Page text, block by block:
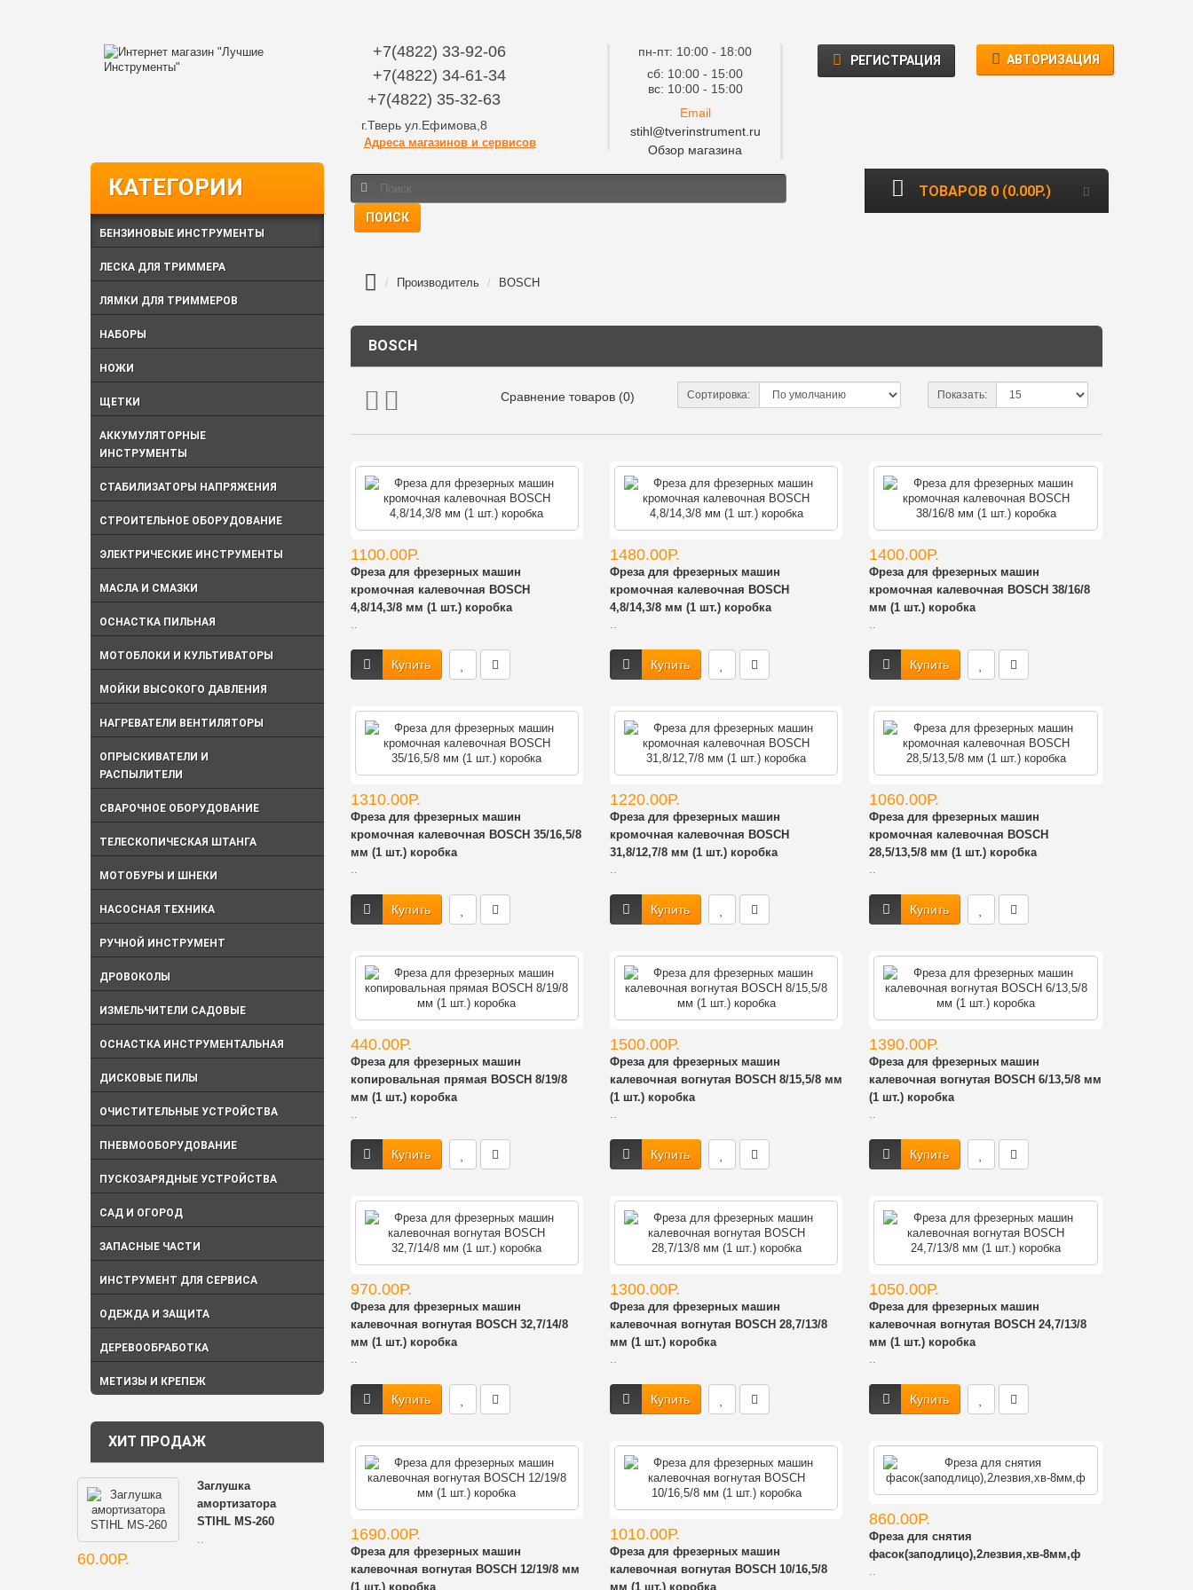
+7(4822) 33-92-06
+7(4822) 34-61-34
+7(4822) 35-32-63
г.Тверь ул.Ефимова,8
Адреса магазинов и сервисов
пн-пт: 10:00 - 18:00
сб: 10:00 - 15:00
вс: 10:00 - 15:00
Email
stihl@tverinstrument.ru
Обзор магазина
РЕГИСТРАЦИЯ АВТОРИЗАЦИЯ
КАТЕГОРИИ
БЕНЗИНОВЫЕ ИНСТРУМЕНТЫ
ЛЕСКА ДЛЯ ТРИММЕРА
ЛЯМКИ ДЛЯ ТРИММЕРОВ
НАБОРЫ
НОЖИ
ЩЕТКИ
АККУМУЛЯТОРНЫЕ
ИНСТРУМЕНТЫ
СТАБИЛИЗАТОРЫ НАПРЯЖЕНИЯ
СТРОИТЕЛЬНОЕ ОБОРУДОВАНИЕ
ЭЛЕКТРИЧЕСКИЕ ИНСТРУМЕНТЫ
МАСЛА И СМАЗКИ
ОСНАСТКА ПИЛЬНАЯ
МОТОБЛОКИ И КУЛЬТИВАТОРЫ
МОЙКИ ВЫСОКОГО ДАВЛЕНИЯ
НАГРЕВАТЕЛИ ВЕНТИЛЯТОРЫ
ОПРЫСКИВАТЕЛИ И
РАСПЫЛИТЕЛИ
СВАРОЧНОЕ ОБОРУДОВАНИЕ
ТЕЛЕСКОПИЧЕСКАЯ ШТАНГА
МОТОБУРЫ И ШНЕКИ
НАСОСНАЯ ТЕХНИКА
РУЧНОЙ ИНСТРУМЕНТ
ДРОВОКОЛЫ
ИЗМЕЛЬЧИТЕЛИ САДОВЫЕ
ОСНАСТКА ИНСТРУМЕНТАЛЬНАЯ
ДИСКОВЫЕ ПИЛЫ
ОЧИСТИТЕЛЬНЫЕ УСТРОЙСТВА
ПНЕВМООБОРУДОВАНИЕ
ПУСКОЗАРЯДНЫЕ УСТРОЙСТВА
САД И ОГОРОД
ЗАПАСНЫЕ ЧАСТИ
ИНСТРУМЕНТ ДЛЯ СЕРВИСА
ОДЕЖДА И ЗАЩИТА
ДЕРЕВООБРАБОТКА
МЕТИЗЫ И КРЕПЕЖ
ХИТ ПРОДАЖ
Заглушка
амортизатора
STIHL MS-260
..
60.00Р.
ПОИСК
ТОВАРОВ 0 (0.00Р.)
Производитель BOSCH
BOSCH
Сравнение товаров (0) Сортировка: Показать:
1100.00Р.
Фреза для фрезерных машин
кромочная калевочная BOSCH
4,8/14,3/8 мм (1 шт.) коробка
..
Купить
1480.00Р.
Фреза для фрезерных машин
кромочная калевочная BOSCH
4,8/14,3/8 мм (1 шт.) коробка
..
Купить
1400.00Р.
Фреза для фрезерных машин
кромочная калевочная BOSCH 38/16/8
мм (1 шт.) коробка
..
Купить
1310.00Р.
Фреза для фрезерных машин
кромочная калевочная BOSCH 35/16,5/8
мм (1 шт.) коробка
..
Купить
1220.00Р.
Фреза для фрезерных машин
кромочная калевочная BOSCH
31,8/12,7/8 мм (1 шт.) коробка
..
Купить
1060.00Р.
Фреза для фрезерных машин
кромочная калевочная BOSCH
28,5/13,5/8 мм (1 шт.) коробка
..
Купить
440.00Р.
Фреза для фрезерных машин
копировальная прямая BOSCH 8/19/8
мм (1 шт.) коробка
..
Купить
1500.00Р.
Фреза для фрезерных машин
калевочная вогнутая BOSCH 8/15,5/8 мм
(1 шт.) коробка
..
Купить
1390.00Р.
Фреза для фрезерных машин
калевочная вогнутая BOSCH 6/13,5/8 мм
(1 шт.) коробка
..
Купить
970.00Р.
Фреза для фрезерных машин
калевочная вогнутая BOSCH 32,7/14/8
мм (1 шт.) коробка
..
Купить
1300.00Р.
Фреза для фрезерных машин
калевочная вогнутая BOSCH 28,7/13/8
мм (1 шт.) коробка
..
Купить
1050.00Р.
Фреза для фрезерных машин
калевочная вогнутая BOSCH 24,7/13/8
мм (1 шт.) коробка
..
Купить
1690.00Р.
Фреза для фрезерных машин
калевочная вогнутая BOSCH 12/19/8 мм
(1 шт.) коробка
1010.00Р.
Фреза для фрезерных машин
калевочная вогнутая BOSCH 10/16,5/8
мм (1 шт.) коробка
860.00Р.
Фреза для снятия
фасок(заподлицо),2лезвия,хв-8мм,ф
..